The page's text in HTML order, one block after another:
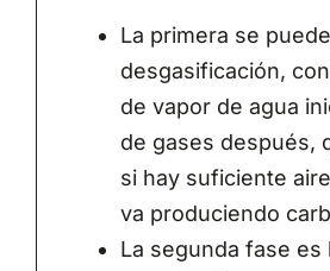
La primera se
desgasificación,
de vapor de agua
de gases después,
si hay suficiente
va produciendo
La segunda fase es